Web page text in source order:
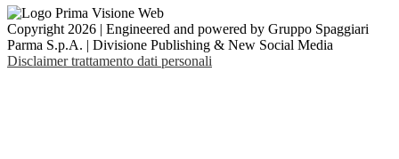
Copyright 2026 | Engineered and powered by Gruppo Spaggiari
Parma S.p.A. | Divisione Publishing & New Social Media
Disclaimer trattamento dati personali